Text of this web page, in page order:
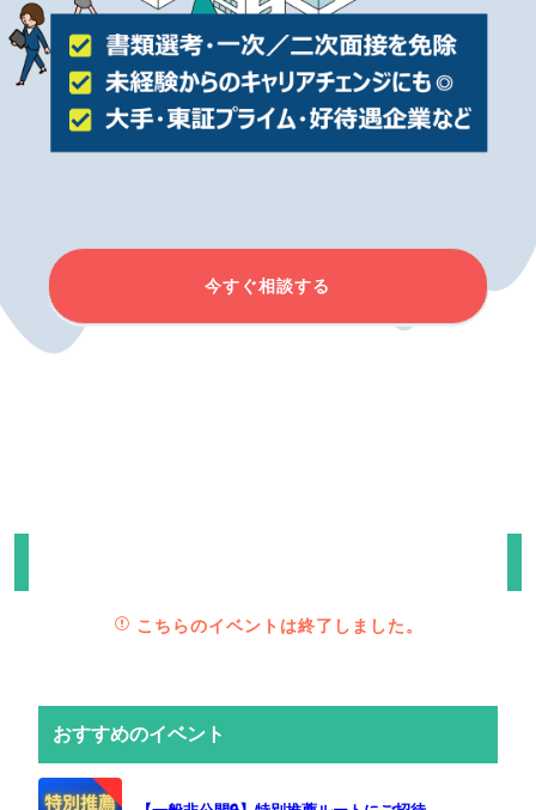
今すぐ相談する
こちらのイベントは終了しました。
おすすめのイベント